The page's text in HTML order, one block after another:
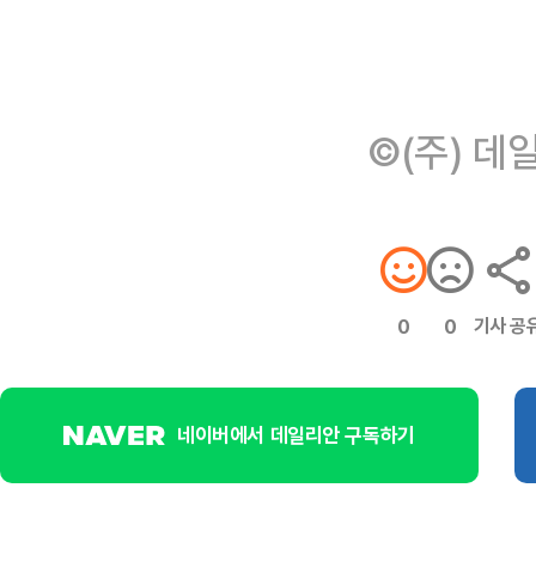
©(주) 데
0 0 기사 공
네이버에서 데일리안 구독하기